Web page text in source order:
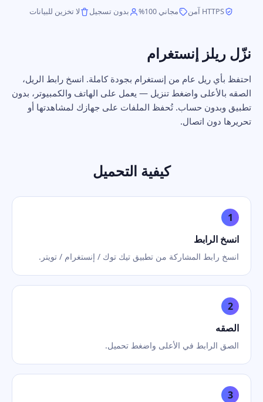
HTTPS آمن مجاني 100% بدون تسجيل لا تخزين للبيانات
نزّل ريلز إنستغرام
احتفظ بأي ريل عام من إنستغرام بجودة كاملة. انسخ رابط الريل،
الصقه بالأعلى واضغط تنزيل — يعمل على الهاتف والكمبيوتر، بدون
تطبيق وبدون حساب. تُحفظ الملفات على جهازك لمشاهدتها أو
تحريرها دون اتصال.
كيفية التحميل
1
انسخ الرابط
انسخ رابط المشاركة من تطبيق تيك توك / إنستغرام / تويتر.
2
الصقه
الصق الرابط في الأعلى واضغط تحميل.
3